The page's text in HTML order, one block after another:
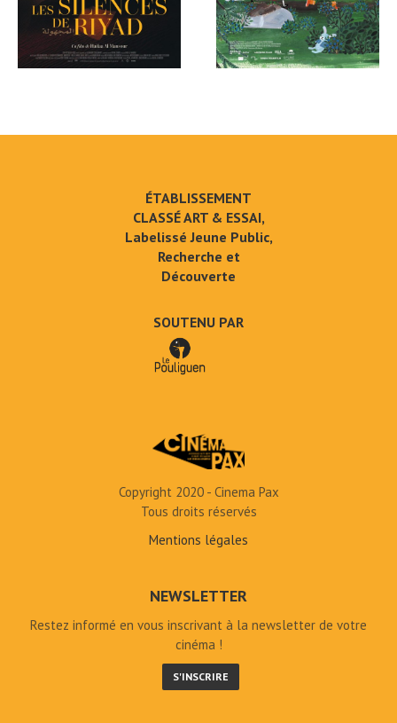
ÉTABLISSEMENT
CLASSÉ ART & ESSAI,
Labelissé Jeune Public,
Recherche et
Découverte
SOUTENU PAR
Copyright 2020 - Cinema Pax
Tous droits réservés
Mentions légales
NEWSLETTER
Restez informé en vous inscrivant à la newsletter de votre
cinéma !
S'INSCRIRE